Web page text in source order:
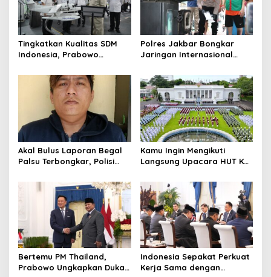
Tingkatkan Kualitas SDM
Indonesia, Prabowo
hingga Undang Universitas
Terbaik Dunia
Polres Jakbar Bongkar
Jaringan Internasional
Narkoba, 7 Tersangka
Diringkus dan Barang Bukti
1,1 Ton Rp119 Miliar
Dimusnahkan
Akal Bulus Laporan Begal
Palsu Terbongkar, Polisi
Perusahaan untuk Crypto
Kamu Ingin Mengikuti
Langsung Upacara HUT Ke-
Istana? Ini Link
Pendaftaran Resminya di
Sini
Bertemu PM Thailand,
Prabowo Ungkapkan Duka
Indonesia Sepakat Perkuat
Kerja Sama dengan